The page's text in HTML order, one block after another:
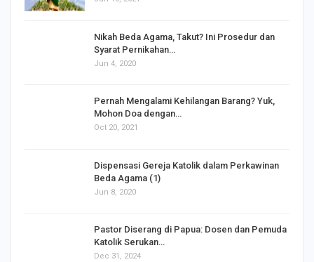
Nikah Beda Agama, Takut? Ini Prosedur dan
Syarat Pernikahan…
Jun 4, 2020
Pernah Mengalami Kehilangan Barang? Yuk,
Mohon Doa dengan…
Oct 20, 2021
Dispensasi Gereja Katolik dalam Perkawinan
Beda Agama (1)
Jun 8, 2020
Pastor Diserang di Papua: Dosen dan Pemuda
Katolik Serukan…
Dec 31, 2024